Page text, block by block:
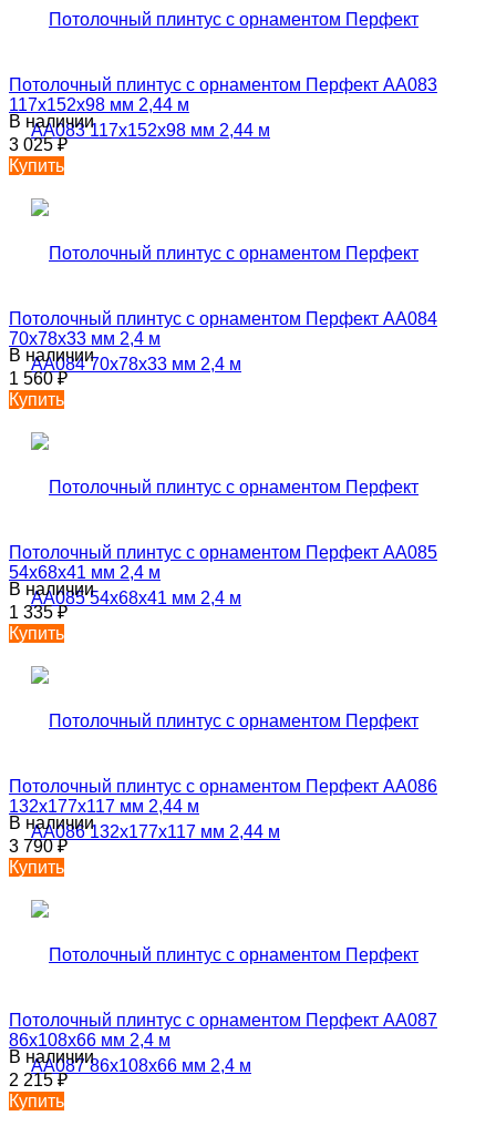
Потолочный плинтус с орнаментом Перфект AA083
117х152х98 мм 2,44 м
В наличии
3 025₽
Купить
Потолочный плинтус с орнаментом Перфект AA084
70х78х33 мм 2,4 м
В наличии
1 560₽
Купить
Потолочный плинтус с орнаментом Перфект AA085
54х68х41 мм 2,4 м
В наличии
1 335₽
Купить
Потолочный плинтус с орнаментом Перфект AA086
132х177х117 мм 2,44 м
В наличии
3 790₽
Купить
Потолочный плинтус с орнаментом Перфект AA087
86х108х66 мм 2,4 м
В наличии
2 215₽
Купить